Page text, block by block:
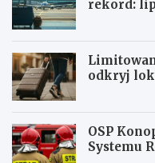
rekord:
odkryj
OSP
Systemu